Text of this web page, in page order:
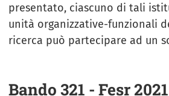
presentato, ciascuno di tali
unità organizzative-funzionali
ricerca può partecipare ad un
Bando 321 - Fesr